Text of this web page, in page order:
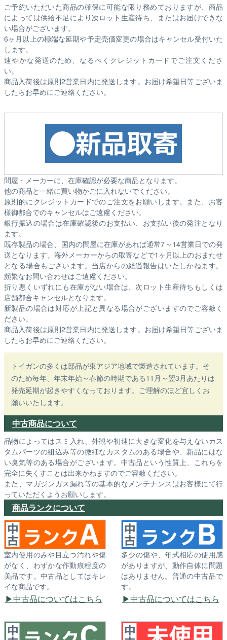
ご予約いただいた商品の確保に可能な限り務めておりますが、商品
によっては供給不足により次ロット生産待ち、またはお届けできな
い場合がございます。
6ヶ月以上の極端な延期や予定売価変更の場合はキャンセル受付いた
します。
速やかな発送のため、なるべくクレジットカードでご注文くださ
い。
商品入荷後は原則2営業日内に発送します。お届け希望日等ございま
したらお早めにご連絡ください。
問屋・メーカーに、在庫確認が必要な商品となります。
他の商品と一緒に買い物かごに入れないでください。
原則的にクレジットカードでのご注文をお願いします。また、お客
様御都合でのキャンセルはご遠慮ください。
銀行振込の場合は在庫確認後のお支払い、お支払い後の発注となり
ます。
既存製品の場合、国内の問屋に在庫があれば通常7～14営業日での発
送となります。海外メーカーからの取寄などで1ヶ月以上のおまたせ
となる場合もございます。 当店からの経過報告はいたしかねます。
頻繁なお問い合わせはご遠慮ください。
折り悪くいずれにも在庫がない場合は、次ロット生産待ちもしくは
店舗都合キャンセルとなります。
新製品の場合は対応が上記と異なる場合がございますのでご容赦く
ださい。
商品入荷後は原則2営業日内に発送します。お届け希望日等ございま
したらお早めにご連絡ください。
トイガンの多くは部品が東アジア地域で製造されています。そ
のため毎年、年末年始～春節の時期である11月～翌3月あたりは
発売延期が起きやすくなっております。ご理解のほど宜しくお
願いいたします。
中古商品について
品物によってはスミ入れ、外観や初速に大きな変化を与えないカス
タムパーツの組込み等の微細なカスタムのある場合や、新品にはな
い臭気等のある場合がございます。中古品という性質上、これらを
完全に失くすことは出来かねますのでご容赦ください。
また、マガジンガス漏れ等の基本的なメンテナンスはお客様にて行
っていただくようお願いします。
商品ランクについて
室内使用のみや目立つ汚れや傷
がなく、わずかな作動痕程度の
美品です。中古品としてはキレ
イな商品です。
中古品についてはこちら
多少の傷や、年式相応の使用感
がありますが、動作自体に問題
はありません。普通の中古品で
す。
中古品についてはこちら